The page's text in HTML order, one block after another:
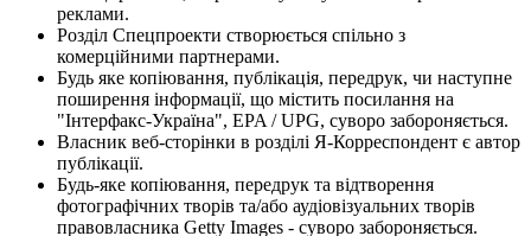
реклами.
Розділ Спецпроекти створюється спільно з
комерційними партнерами.
Будь яке копіювання, публікація, передрук, чи наступне
поширення інформації, що містить посилання на
"Інтерфакс-Україна", EPA / UPG, суворо забороняється.
Власник веб-сторінки в розділі Я-Корреспондент є автор
публікації.
Будь-яке копіювання, передрук та відтворення
фотографічних творів та/або аудіовізуальних творів
правовласника Getty Images - суворо забороняється.